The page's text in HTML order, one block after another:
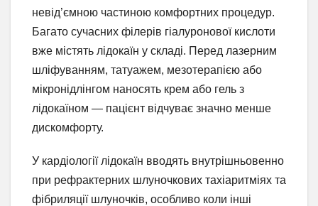
невід’ємною частиною комфортних процедур.
Багато сучасних філерів гіалуронової кислоти
вже містять лідокаїн у складі. Перед лазерним
шліфуванням, татуажем, мезотерапією або
мікронідлінгом наносять крем або гель з
лідокаїном — пацієнт відчуває значно менше
дискомфорту.
У кардіології лідокаїн вводять внутрішньовенно
при рефрактерних шлуночкових тахіаритміях та
фібриляції шлуночків, особливо коли інші